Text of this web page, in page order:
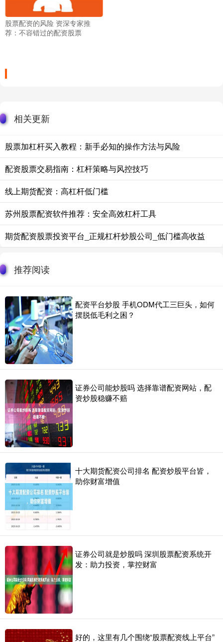
股票配资的风险 资深专家推
荐：不容错过的配资股票
相关更新
股票加杠杆买入教程：新手必知的操作方法与风险
配资股票交易指南：杠杆策略与风控技巧
线上期货配资：高杠杆低门槛
苏州股票配资软件推荐：安全高效杠杆工具
期货配资股票投资平台_正规杠杆炒股公司_低门槛高收益
推荐阅读
配资平台炒股 手机ODM代工三巨头，如何
摆脱低毛利之困？
证券公司能炒股吗 选择靠谱配资网站，配
资炒股稳赚不赔
十大期货配资公司排名 配资炒股平台皆，
助你财富增值
证券公司就是炒股吗 深圳股票配资系统开
发：助力投资，掌控财富
好的，这里有几个围绕“股票配资线上平台”